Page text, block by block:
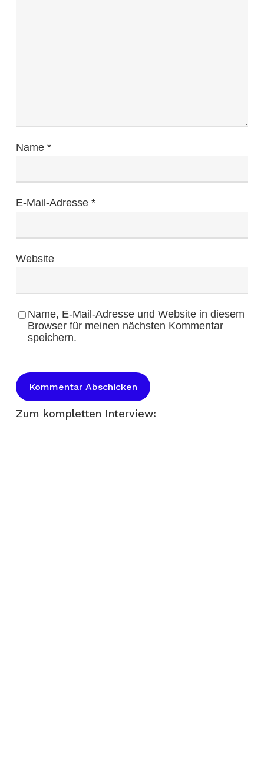
Name *
E-Mail-Adresse *
Website
Name, E-Mail-Adresse und Website in diesem
Browser für meinen nächsten Kommentar
speichern.
Zum kompletten Interview: